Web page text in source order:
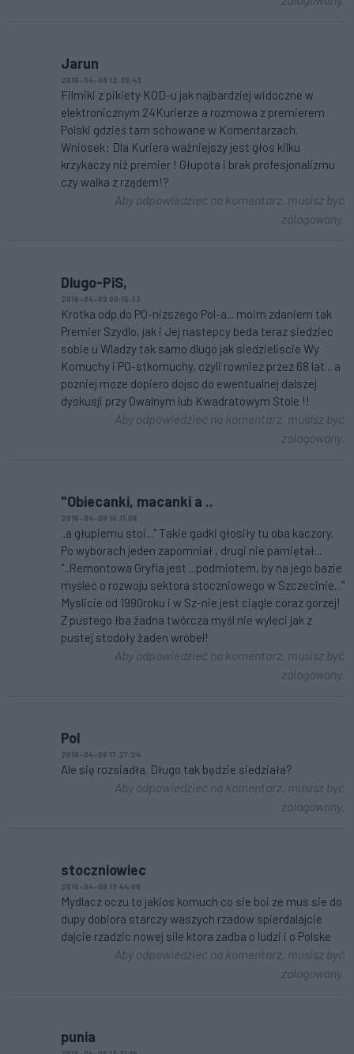
Jarun
2016-04-09 12:30:43
Filmiki z pikiety KOD-u jak najbardziej widoczne w
elektronicznym 24Kurierze a rozmowa z premierem
Polski gdzieś tam schowane w Komentarzach.
Wniosek: Dla Kuriera ważniejszy jest głos kilku
krzykaczy niż premier ! Głupota i brak profesjonalizmu
czy walka z rządem!?
Aby odpowiedzieć na komentarz, musisz być
zalogowany.
Dlugo-PiS,
2016-04-09 00:15:33
Krotka odp.do PO-nizszego Pol-a... moim zdaniem tak
Premier Szydlo, jak i Jej nastepcy beda teraz siedziec
sobie u Wladzy tak samo dlugo jak siedzieliscie Wy
Komuchy i PO-stkomuchy, czyli rowniez przez 68 lat... a
pozniej moze dopiero dojsc do ewentualnej dalszej
dyskusji przy Owalnym lub Kwadratowym Stole !!
Aby odpowiedzieć na komentarz, musisz być
zalogowany.
"Obiecanki, macanki a ..
2016-04-08 18:11:06
..a głupiemu stoi..." Takie gadki głosiły tu oba kaczory.
Po wyborach jeden zapomniał , drugi nie pamiętał...
"..Remontowa Gryfia jest ...podmiotem, by na jego bazie
myśleć o rozwoju sektora stoczniowego w Szczecinie..."
Myslicie od 1990roku i w Sz-nie jest ciągle coraz gorzej!
Z pustego łba żadna twórcza myśl nie wyleci jak z
pustej stodoły żaden wróbel!
Aby odpowiedzieć na komentarz, musisz być
zalogowany.
Pol
2016-04-08 17:27:24
Ale się rozsiadła. Długo tak będzie siedziała?
Aby odpowiedzieć na komentarz, musisz być
zalogowany.
stoczniowiec
2016-04-08 13:44:06
Mydlacz oczu to jakios komuch co sie boi ze mus sie do
dupy dobiora starczy waszych rzadow spierdalajcie
dajcie rzadzic nowej sile ktora zadba o ludzi i o Polske
Aby odpowiedzieć na komentarz, musisz być
zalogowany.
punia